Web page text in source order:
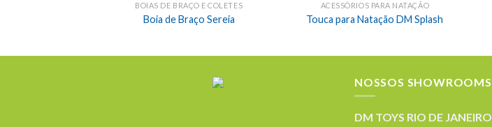
BOIAS DE BRAÇO E COLETES
Boia de Braço Sereia
ACESSÓRIOS PARA NATAÇÃO
Touca para Natação DM Splash
NOSSOS SHOWROOMS
DM TOYS RIO DE JANEIRO